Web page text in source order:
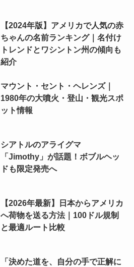
【2024年版】アメリカで人気の赤
ちゃんの名前ランキング｜名付け
トレンドとワシントン州の傾向も
紹介
マウント・セント・ヘレンズ｜
1980年の大噴火・登山・観光スポ
ット情報
シアトルのアライグマ
「Jimothy」が話題！ボブルヘッ
ドも限定発売へ
【2026年最新】日本からアメリカ
へ荷物を送る方法｜100ドル規制
と最適ルート比較
「決めた道を、自分の手で正解に